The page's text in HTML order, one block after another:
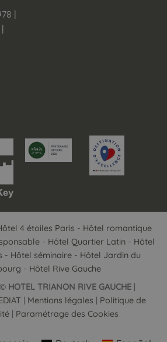
|
4 étoiles Paris - Hôtel romantique
- Hôtel Quartier Latin - Hôtel
- Hôtel séminaire- Hôtel Jardin du
- Hôtel Rive Gauche
HOTEL TRIANON RIVE GAUCHE |
| Mentions légales | Politique de
| Paramétrage des Cookies